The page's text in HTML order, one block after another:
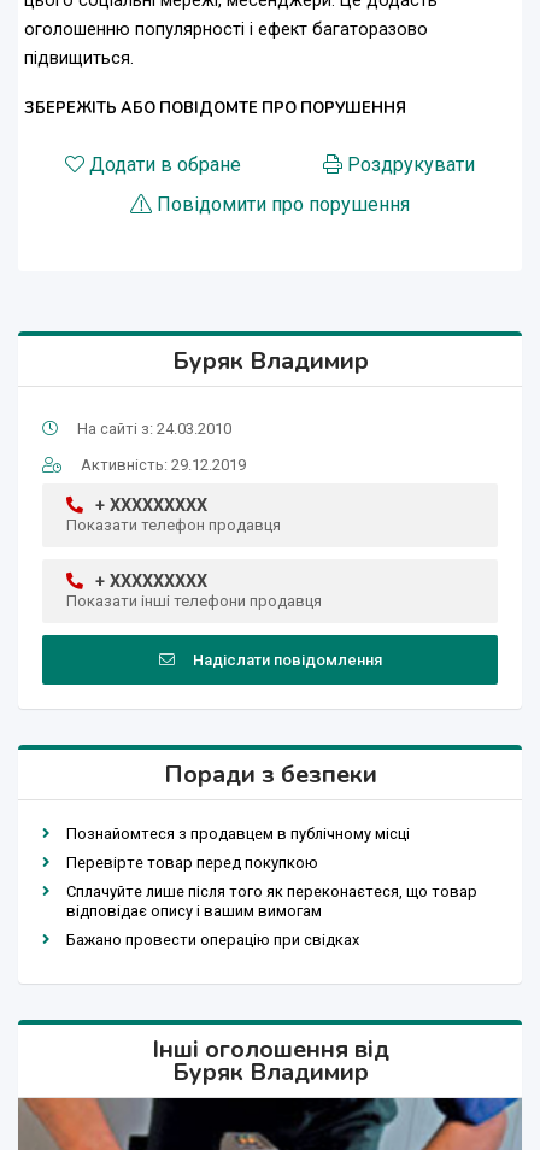
оголошенню популярності і ефект багаторазово
підвищиться.
ЗБЕРЕЖІТЬ АБО ПОВІДОМТЕ ПРО ПОРУШЕННЯ
Додати в обране
Роздрукувати
Повідомити про порушення
Буряк Владимир
На сайті з: 24.03.2010
Активність: 29.12.2019
+ XXXXXXXXX
Показати телефон продавця
+ XXXXXXXXX
Показати інші телефони продавця
Надіслати повідомлення
Поради з безпеки
Познайомтеся з продавцем в публічному місці
Перевірте товар перед покупкою
Сплачуйте лише після того як переконаєтеся, що товар
відповідає опису і вашим вимогам
Бажано провести операцію при свідках
Інші оголошення від
Буряк Владимир